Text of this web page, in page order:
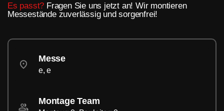
Es passt? Fragen Sie uns jetzt an! Wir montieren
Messestände zuverlässig und sorgenfrei!
Messe
e, e
Montage Team